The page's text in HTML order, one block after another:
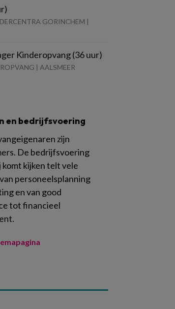
GORINCHEM |
Kinderopvang (36 uur)
| AALSMEER
en bedrijfsvoering
zijn
De bedrijfsvoering
komt kijken telt vele
personeelsplanning
en van good
tot financieel